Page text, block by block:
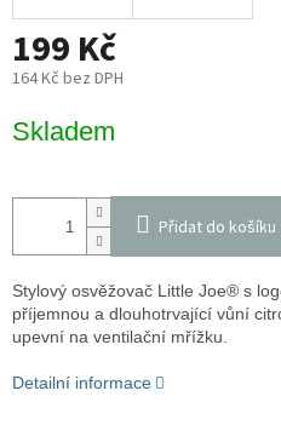
199 Kč
164 Kč bez DPH
cena:
Skladem
Přidat do košíku
Stylový osvěžovač Little Joe® s
příjemnou a dlouhotrvající vůní
upevní na ventilační mřížku.
Detailní informace